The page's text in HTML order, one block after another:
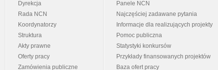
Dyrekcja
Rada NCN
Koordynatorzy
Struktura
Akty prawne
Oferty pracy
Zamówienia publiczne
Panele NCN
Najczęściej zadawane pytania
Informacje dla realizujących projekty
Pomoc publiczna
Statystyki konkursów
Przykłady finansowanych projektów
Baza ofert pracy